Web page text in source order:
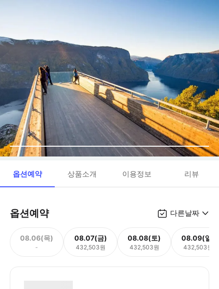
옵션예약 상품소개 이용정보 리뷰
옵션예약 다른날짜
08.06(목)
-
08.07(금)
432,503원
08.08(토)
432,503원
08.09(일)
432,503원